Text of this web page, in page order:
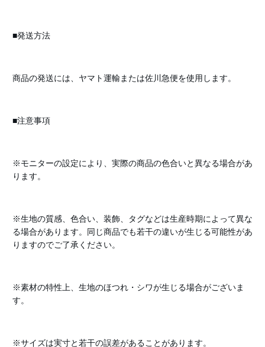
■発送方法
商品の発送には、ヤマト運輸または佐川急便を使用します。
■注意事項
※モニターの設定により、実際の商品の色合いと異なる場合があ
ります。
※生地の質感、色合い、装飾、タグなどは生産時期によって異な
る場合があります。同じ商品でも若干の違いが生じる可能性があ
りますのでご了承ください。
※素材の特性上、生地のほつれ・シワが生じる場合がございま
す。
※サイズは実寸と若干の誤差があることがあります。